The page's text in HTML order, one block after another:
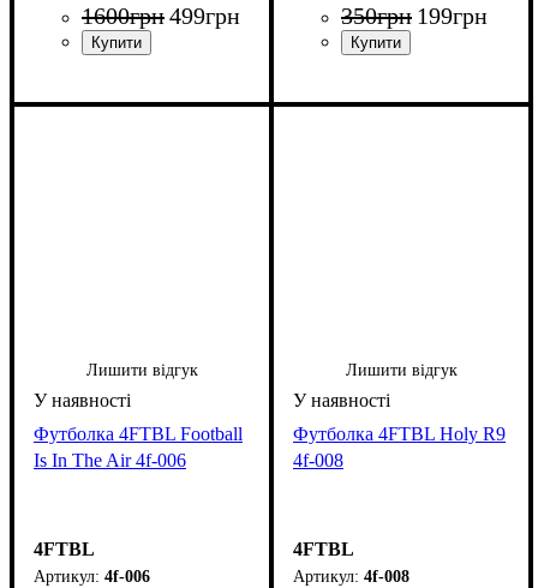
1600грн499грн 350грн 199грн
Лишити відгук
Футболка 4FTBL Football
Is In The Air 4f-006
4FTBL
4f-006
Лишити відгук
Футболка 4FTBL Holy R9
4f-008
4FTBL
4f-008